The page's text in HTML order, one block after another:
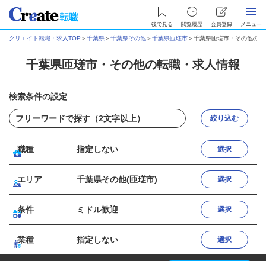
後で見る 閲覧履歴 会員登録 メニュー
クリエイト転職・求人TOP ＞千葉県＞千葉県その他＞千葉県匝瑳市＞千葉県匝瑳市・その他の
千葉県匝瑳市・その他の転職・求人情報
検索条件の設定
絞り込む
職種 指定しない 選択
エリア 千葉県その他(匝瑳市) 選択
条件 ミドル歓迎 選択
業種 指定しない 選択